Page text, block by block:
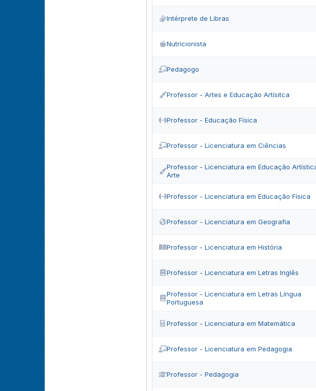
Intérprete de Libras
Nutricionista
Pedagogo
Professor - Artes e Educação Artísitca
Professor - Educação Física
Professor - Licenciatura em Ciências
Professor - Licenciatura em Educação
Arte
Professor - Licenciatura em Educação Física
Professor - Licenciatura em Geografia
Professor - Licenciatura em História
Professor - Licenciatura em Letras Inglês
Professor - Licenciatura em Letras Língua
Portuguesa
Professor - Licenciatura em Matemática
Professor - Licenciatura em Pedagogia
Professor - Pedagogia